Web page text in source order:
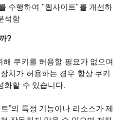
수행하여 "웹사이트"를 개선하
석함
?
해 쿠키를 허용할 필요가 없으며
치가 허용하는 경우 항상 쿠키
화할 수 있습니다.
”의 특정 기능이나 리소스가 제